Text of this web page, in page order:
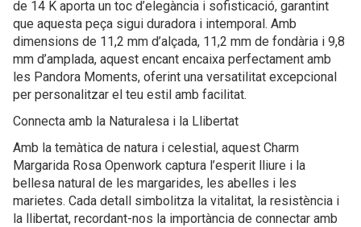
de 14 K aporta un toc d’elegància i sofisticació, garantint
que aquesta peça sigui duradora i intemporal. Amb
dimensions de 11,2 mm d’alçada, 11,2 mm de fondària i 9,8
mm d’amplada, aquest encant encaixa perfectament amb
les Pandora Moments, oferint una versatilitat excepcional
per personalitzar el teu estil amb facilitat.
Connecta amb la Naturalesa i la Llibertat
Amb la temàtica de natura i celestial, aquest Charm
Margarida Rosa Openwork captura l’esperit lliure i la
bellesa natural de les margarides, les abelles i les
marietes. Cada detall simbolitza la vitalitat, la resistència i
la llibertat, recordant-nos la importància de connectar amb